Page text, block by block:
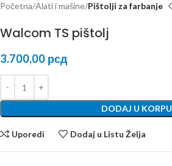
Početna Alati i mašine Pištolji za farbanje
Walcom TS pištolj
3.700,00 рсд
DODAJ U KORPU
Uporedi Dodaj u Listu Želja